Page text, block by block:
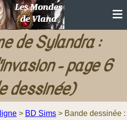
de Sylandra :
- page 6
dessinée)
> BD Sims > Bande dessinée :